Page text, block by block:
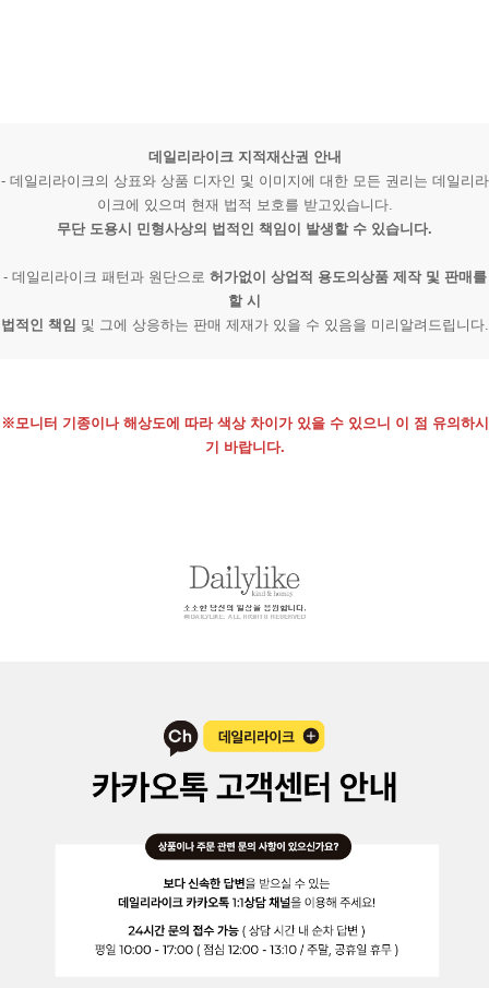
데일리라이크 지적재산권 안내
- 데일리라이크의 상표와 상품 디자인 및 이미지에 대한 모든 권리는 데일리라
이크에 있으며 현재 법적 보호를 받고있습니다.
무단 도용시 민형사상의 법적인 책임이 발생할 수 있습니다.
- 데일리라이크 패턴과 원단으로 허가없이 상업적 용도의상품 제작 및 판매를
할 시
법적인 책임 및 그에 상응하는 판매 제재가 있을 수 있음을 미리알려드립니다.
※모니터 기종이나 해상도에 따라 색상 차이가 있을 수 있으니 이 점 유의하시
기 바랍니다.